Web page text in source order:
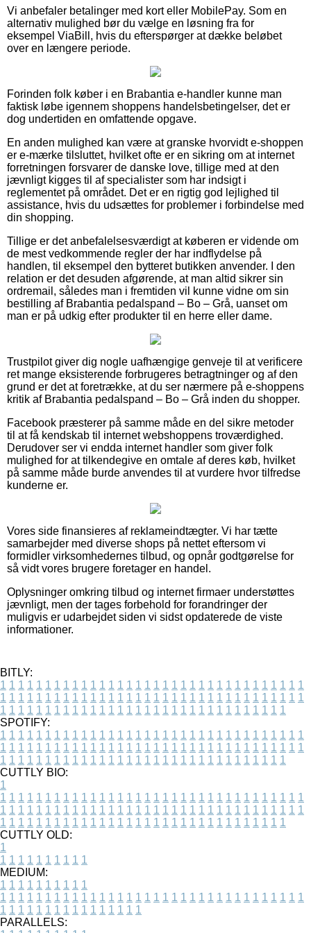
Vi anbefaler betalinger med kort eller MobilePay. Som en
alternativ mulighed bør du vælge en løsning fra for
eksempel ViaBill, hvis du efterspørger at dække beløbet
over en længere periode.
Forinden folk køber i en Brabantia e-handler kunne man
faktisk løbe igennem shoppens handelsbetingelser, det er
dog undertiden en omfattende opgave.
En anden mulighed kan være at granske hvorvidt e-shoppen
er e-mærke tilsluttet, hvilket ofte er en sikring om at internet
forretningen forsvarer de danske love, tillige med at den
jævnligt kigges til af specialister som har indsigt i
reglementet på området. Det er en rigtig god lejlighed til
assistance, hvis du udsættes for problemer i forbindelse med
din shopping.
Tillige er det anbefalelsesværdigt at køberen er vidende om
de mest vedkommende regler der har indflydelse på
handlen, til eksempel den bytteret butikken anvender. I den
relation er det desuden afgørende, at man altid sikrer sin
ordremail, således man i fremtiden vil kunne vidne om sin
bestilling af Brabantia pedalspand – Bo – Grå, uanset om
man er på udkig efter produkter til en herre eller dame.
Trustpilot giver dig nogle uafhængige genveje til at verificere
ret mange eksisterende forbrugeres betragtninger og af den
grund er det at foretrække, at du ser nærmere på e-shoppens
kritik af Brabantia pedalspand – Bo – Grå inden du shopper.
Facebook præsterer på samme måde en del sikre metoder
til at få kendskab til internet webshoppens troværdighed.
Derudover ser vi endda internet handler som giver folk
mulighed for at tilkendegive en omtale af deres køb, hvilket
på samme måde burde anvendes til at vurdere hvor tilfredse
kunderne er.
Vores side finansieres af reklameindtægter. Vi har tætte
samarbejder med diverse shops på nettet eftersom vi
formidler virksomhedernes tilbud, og opnår godtgørelse for
så vidt vores brugere foretager en handel.
Oplysninger omkring tilbud og internet firmaer understøttes
jævnligt, men der tages forbehold for forandringer der
muligvis er udarbejdet siden vi sidst opdaterede de viste
informationer.
BITLY:
1 1 1 1 1 1 1 1 1 1 1 1 1 1 1 1 1 1 1 1 1 1 1 1 1 1 1 1 1 1 1 1 1 1
1 1 1 1 1 1 1 1 1 1 1 1 1 1 1 1 1 1 1 1 1 1 1 1 1 1 1 1 1 1 1 1 1 1
1 1 1 1 1 1 1 1 1 1 1 1 1 1 1 1 1 1 1 1 1 1 1 1 1 1 1 1 1 1 1 1
SPOTIFY:
1 1 1 1 1 1 1 1 1 1 1 1 1 1 1 1 1 1 1 1 1 1 1 1 1 1 1 1 1 1 1 1 1 1
1 1 1 1 1 1 1 1 1 1 1 1 1 1 1 1 1 1 1 1 1 1 1 1 1 1 1 1 1 1 1 1 1 1
1 1 1 1 1 1 1 1 1 1 1 1 1 1 1 1 1 1 1 1 1 1 1 1 1 1 1 1 1 1 1 1
CUTTLY BIO:
1
1 1 1 1 1 1 1 1 1 1 1 1 1 1 1 1 1 1 1 1 1 1 1 1 1 1 1 1 1 1 1 1 1 1
1 1 1 1 1 1 1 1 1 1 1 1 1 1 1 1 1 1 1 1 1 1 1 1 1 1 1 1 1 1 1 1 1 1
1 1 1 1 1 1 1 1 1 1 1 1 1 1 1 1 1 1 1 1 1 1 1 1 1 1 1 1 1 1 1 1
CUTTLY OLD:
1
1 1 1 1 1 1 1 1 1 1
MEDIUM:
1 1 1 1 1 1 1 1 1 1
1 1 1 1 1 1 1 1 1 1 1 1 1 1 1 1 1 1 1 1 1 1 1 1 1 1 1 1 1 1 1 1 1 1
1 1 1 1 1 1 1 1 1 1 1 1 1 1 1 1
PARALLELS: